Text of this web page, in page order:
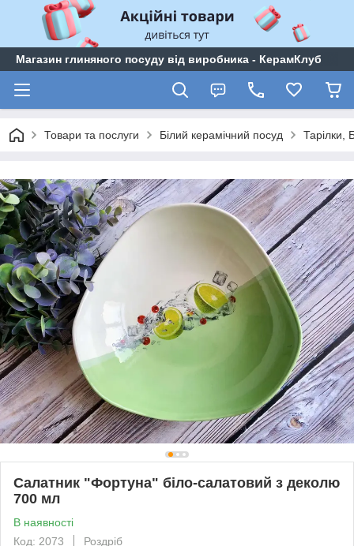
Магазин глиняного посуду від виробника - КерамКлуб
Товари та послуги Білий керамічний посуд Тарілки,
Салатник "Фортуна" біло-салатовий з деколю
700 мл
В наявності
Код: 2073
Роздріб